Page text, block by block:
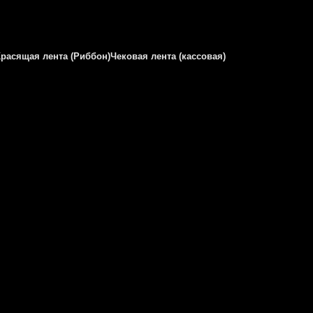
лента (Риббон)Чековая лента (кассовая)